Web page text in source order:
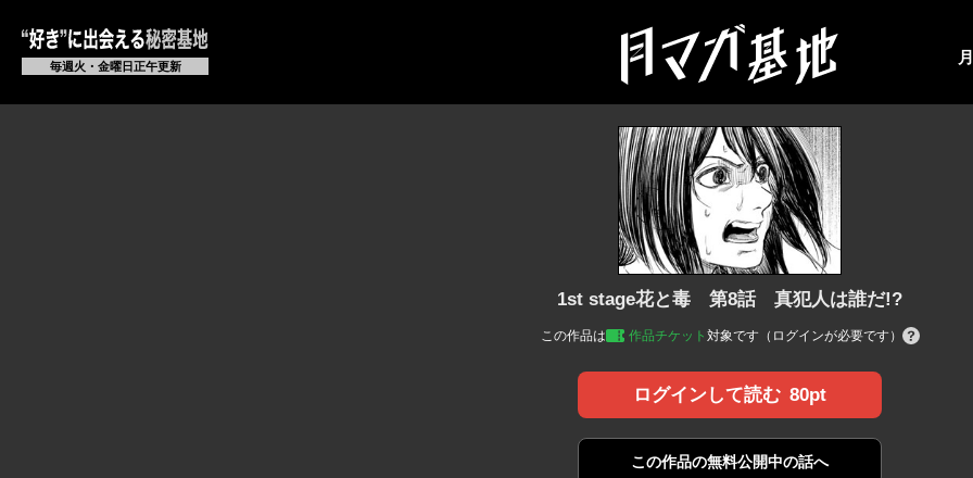
毎週火・金曜日正午更新
1st stage花と毒 第8話 真犯人は誰だ!?
この作品は 作品チケット 対象です（ログインが必要です）
ログインして読む 80pt
この作品の無料公開中の話へ